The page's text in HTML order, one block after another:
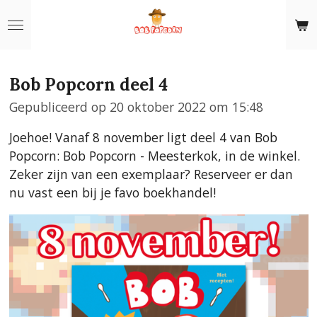
direct
hoofdinhoud
Bob Popcorn deel 4
Gepubliceerd op 20 oktober 2022 om 15:48
Joehoe! Vanaf 8 november ligt deel 4 van Bob
Popcorn: Bob Popcorn - Meesterkok, in de winkel.
Zeker zijn van een exemplaar? Reserveer er dan
nu vast een bij je favo boekhandel!